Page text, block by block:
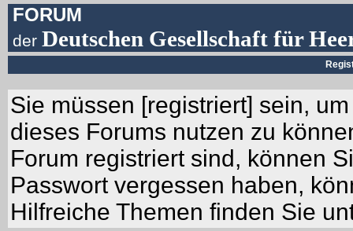
FORUM
derDeutschen Gesellschaft für
Sie müssen [registriert] sein,
dieses Forums nutzen zu
Forum registriert sind, können
Passwort vergessen haben,
Hilfreiche Themen finden Sie